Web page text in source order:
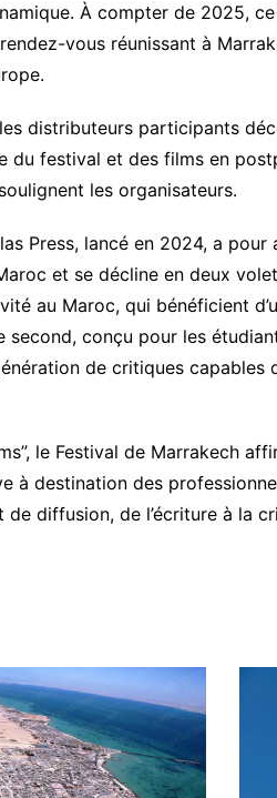
À compter de 2025,
rendez-vous réunissant à
distributeurs participants
du festival et des films en
les organisateurs.
Press, lancé en 2024, a
et se décline en deux
au Maroc, qui bénéficient
second, conçu pour les
de critiques capables
le Festival de Marrakech
à destination des
diffusion, de l’écriture à la